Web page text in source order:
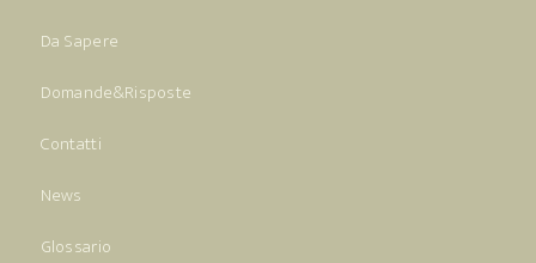
Da Sapere
Domande&Risposte
Contatti
News
Glossario